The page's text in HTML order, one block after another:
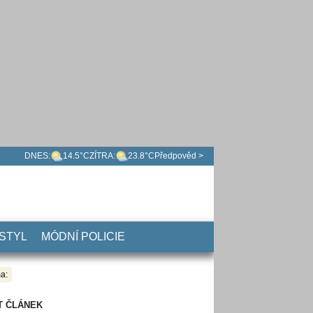
DNES: 14.5°CZÍTRA: 23.8°C Předpověd >
MÓDNÍ POLICIE
ČLÁNEK